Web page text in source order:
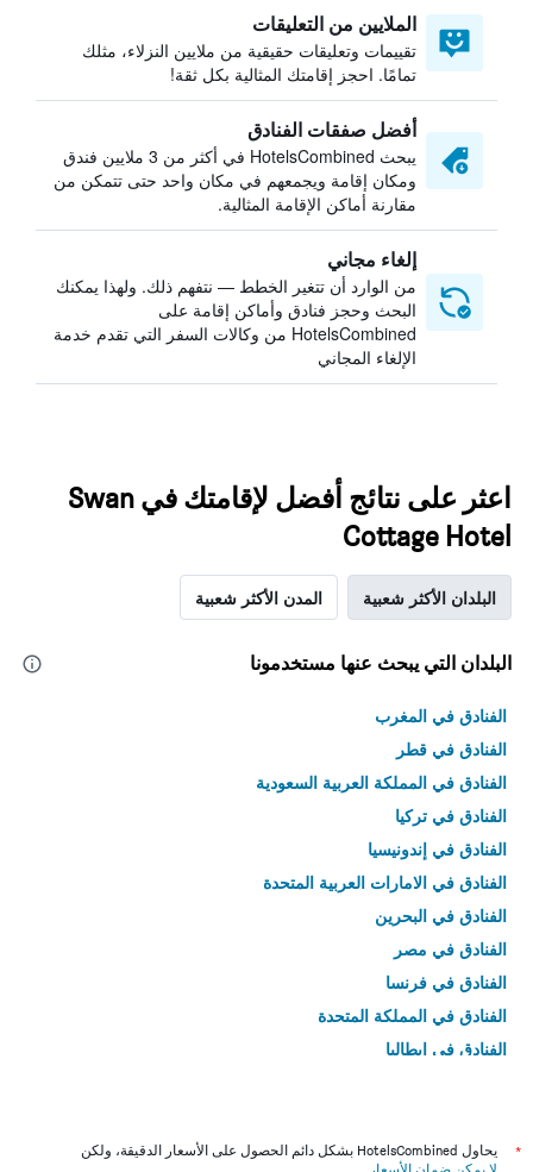
الملايين من التعليقات
تقييمات وتعليقات حقيقية من ملايين النزلاء، مثلك
تمامًا. احجز إقامتك المثالية بكل ثقة!
أفضل صفقات الفنادق
يبحث HotelsCombined في أكثر من 3 ملايين فندق
ومكان إقامة ويجمعهم في مكان واحد حتى تتمكن من
مقارنة أماكن الإقامة المثالية.
إلغاء مجاني
من الوارد أن تتغير الخطط — نتفهم ذلك. ولهذا يمكنك
البحث وحجز فنادق وأماكن إقامة على
HotelsCombined من وكالات السفر التي تقدم خدمة
الإلغاء المجاني
اعثر على نتائج أفضل لإقامتك في Swan
Cottage Hotel
البلدان الأكثر شعبية المدن الأكثر شعبية
البلدان التي يبحث عنها مستخدمونا
الفنادق في المغرب
الفنادق في قطر
الفنادق في المملكة العربية السعودية
الفنادق في تركيا
الفنادق في إندونيسيا
الفنادق في الامارات العربية المتحدة
الفنادق في البحرين
الفنادق في مصر
الفنادق في فرنسا
الفنادق في المملكة المتحدة
الفنادق في إيطاليا
*
يحاول HotelsCombined بشكل دائم الحصول على الأسعار الدقيقة، ولكن